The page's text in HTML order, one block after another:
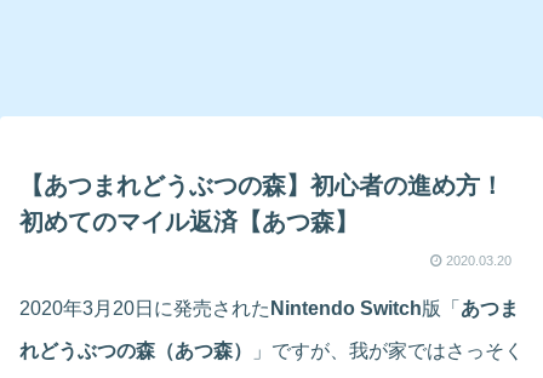
【あつまれどうぶつの森】初心者の進め方！
初めてのマイル返済【あつ森】
2020.03.20
2020年3月20日に発売された Nintendo Switch版「 あつま
れどうぶつの森（あつ森） 」ですが、我が家ではさっそく